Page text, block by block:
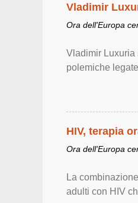
Vladimir
Ora dell'Europa
Vladimir Luxuria
polemiche
HIV, terapia
Ora dell'Europa
La
adulti con HIV